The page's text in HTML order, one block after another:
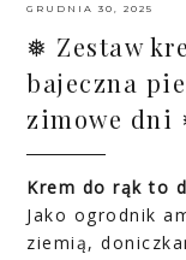
GRUDNIA 30, 2025
❅ Zestaw
bajeczna
zimowe dni
Krem do rąk to
Jako ogrodnik
ziemią,